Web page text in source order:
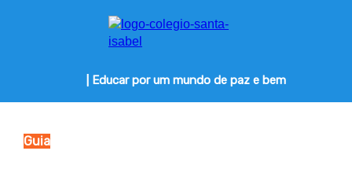
| Educar por um mundo de paz e bem
Guia